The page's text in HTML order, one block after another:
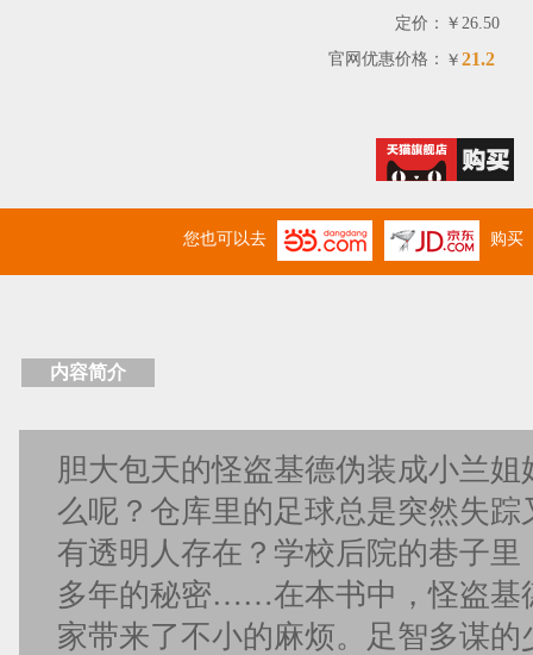
定价： ￥26.50
官网优惠价格： ￥ 21.2
您也可以去 购买
内容简介
胆大包天的怪盗基德伪装成小兰
么呢？仓库里的足球总是突然失
有透明人存在？学校后院的巷子
多年的秘密……在本书中，怪盗基
家带来了不小的麻烦。足智多谋